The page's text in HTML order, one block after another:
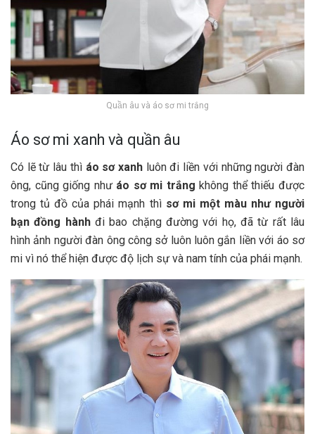
Quần âu và áo sơ mi trắng
Áo sơ mi xanh và quần âu
Có lẽ từ lâu thì áo sơ xanh luôn đi liền với những người đàn
ông, cũng giống như áo sơ mi trắng không thể thiếu được
trong tủ đồ của phái mạnh thì sơ mi một màu như người
bạn đồng hànhđi bao chặng đường với họ, đã từ rất lâu
hình ảnh người đàn ông công sở luôn luôn gắn liền với áo sơ
mi vì nó thể hiện được độ lịch sự và nam tính của phái mạnh.